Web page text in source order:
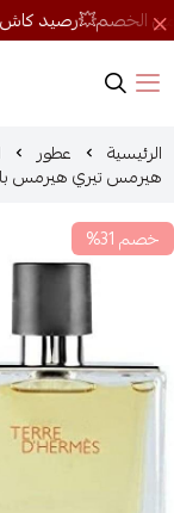
الرئيسية عطور
هيرمس تيري هيرمس
خصم 31%